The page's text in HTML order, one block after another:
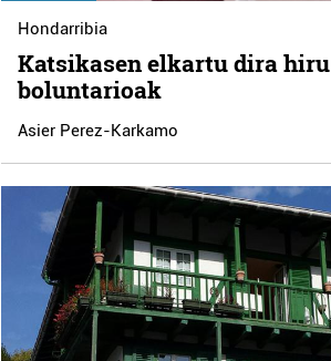
Hondarribia
Katsikasen elkartu dira hiru
boluntarioak
Asier Perez-Karkamo